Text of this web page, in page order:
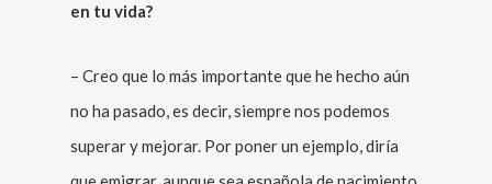
en tu vida?
– Creo que lo más importante que he hecho aún
no ha pasado, es decir, siempre nos podemos
superar y mejorar. Por poner un ejemplo, diría